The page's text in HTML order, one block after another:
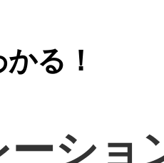
る！
ショ